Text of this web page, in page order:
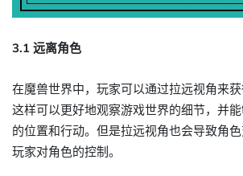
3.1 远离角色
在魔兽世界中，玩家可以通过拉远视角来获
这样可以更好地观察游戏世界的细节，并
的位置和行动。但是拉远视角也会导致角
玩家对角色的控制。